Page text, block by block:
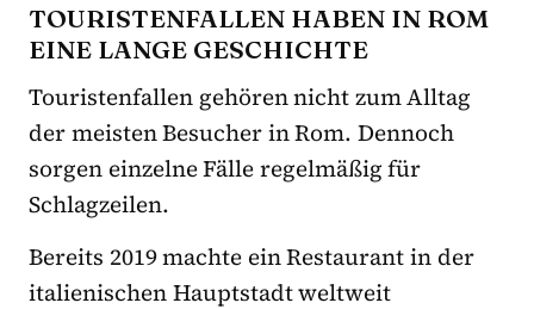
TOURISTENFALLEN HABEN IN ROM
EINE LANGE GESCHICHTE
Touristenfallen gehören nicht zum Alltag
der meisten Besucher in Rom. Dennoch
sorgen einzelne Fälle regelmäßig für
Schlagzeilen.
Bereits 2019 machte ein Restaurant in der
italienischen Hauptstadt weltweit